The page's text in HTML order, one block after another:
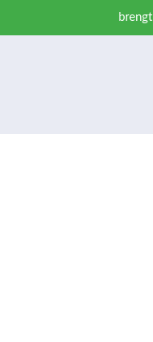
brengt